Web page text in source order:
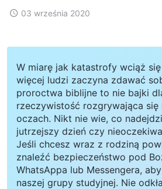
03 września 2020
W miarę jak katastrofy wciąż
więcej ludzi zaczyna zdawać
proroctwa biblijne to nie bajki
rzeczywistość rozgrywająca się
oczach. Nikt nie wie, co
jutrzejszy dzień czy
Jeśli chcesz wraz z rodziną
znaleźć bezpieczeństwo pod
WhatsAppa lub Messengera,
naszej grupy studyjnej. Nie